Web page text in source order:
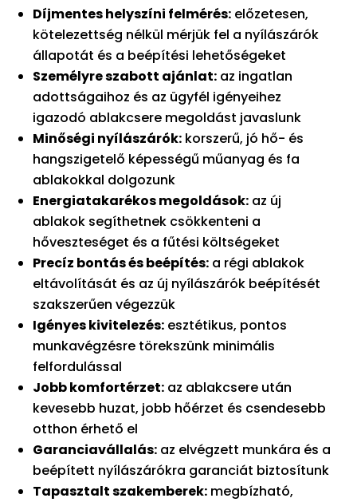
Díjmentes helyszíni felmérés: előzetesen,
kötelezettség nélkül mérjük fel a nyílászárók
állapotát és a beépítési lehetőségeket
Személyre szabott ajánlat: az ingatlan
adottságaihoz és az ügyfél igényeihez
igazodó ablakcsere megoldást javaslunk
Minőségi nyílászárók: korszerű, jó hő- és
hangszigetelő képességű műanyag és fa
ablakokkal dolgozunk
Energiatakarékos megoldások: az új
ablakok segíthetnek csökkenteni a
hőveszteséget és a fűtési költségeket
Precíz bontás és beépítés: a régi ablakok
eltávolítását és az új nyílászárók beépítését
szakszerűen végezzük
Igényes kivitelezés: esztétikus, pontos
munkavégzésre törekszünk minimális
felfordulással
Jobb komfortérzet: az ablakcsere után
kevesebb huzat, jobb hőérzet és csendesebb
otthon érhető el
Garanciavállalás: az elvégzett munkára és a
beépített nyílászárókra garanciát biztosítunk
Tapasztalt szakemberek: megbízható,